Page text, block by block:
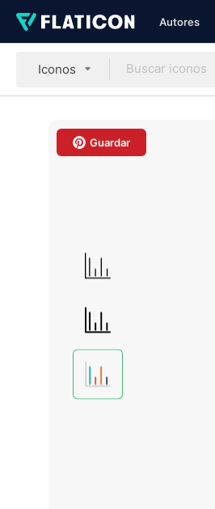
Autores
Iconos
Guardar